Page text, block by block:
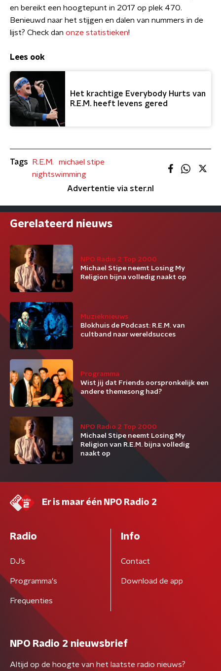
en bereikt een hoogtepunt in 2017 op plek 470.
Benieuwd naar het stijgen en dalen van nummers in de
lijst? Check dan onze statistieken!
Lees ook
Het krachtige Everybody Hurts van
R.E.M. heeft levens gered
Tags R.E.M.
michael stipe
nightswimming
Advertentie via ster.nl
Gerelateerd nieuws
NPO Radio 2 Top 2000
Michael Stipe neemt Losing My
Religion bijna volledig naakt op
Muzieknieuws
Blokhuis de Podcast: R.E.M. van
cultband naar wereldsucces
Programma
Wist jij dat Friends oorspronkelijk een
andere themesong had?
NPO Radio 2 Top 2000
Michael Stipe neemt Losing My
Religion van R.E.M. bijna volledig
naakt op
Er is maar één NPO Radio 2
Radio
DJ’s
Programma's
Frequenties
Info
Contact
Download de app
NPO Radio 2 nieuwsbrief
Altijd op de hoogte van het laatste radio nieuws?